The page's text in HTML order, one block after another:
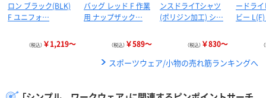
ロン ブラック(BLK)
F ユニフォ…
（税込） ￥1,219～
バッグ レッド F 作業
用 ナップザック…
（税込） ￥589～
ンスドライTシャツ
(ポリジン加工) シ…
（税込） ￥830～
ードラ
ビー
スポーツウェア/小物の売れ筋ランキングへ